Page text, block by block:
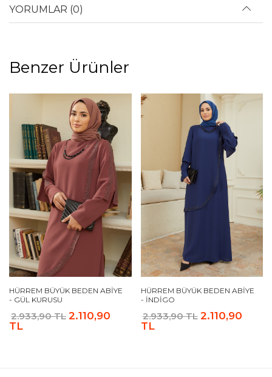
YORUMLAR (0)
Benzer Ürünler
HÜRREM BÜYÜK BEDEN ABIYE
- GÜL KURUSU
2.933,90 TL 2.110,90
TL
HÜRREM BÜYÜK BEDEN ABIYE
- İNDIGO
2.933,90 TL 2.110,90
TL